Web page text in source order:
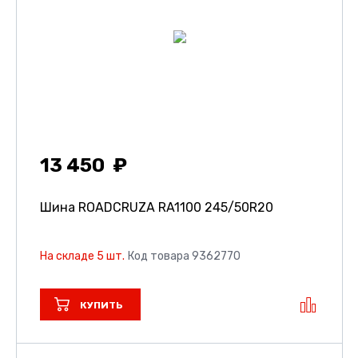
13 450
Шина ROADCRUZA RA1100 245/50R20
На складе 5 шт. Код товара 9362770
КУПИТЬ